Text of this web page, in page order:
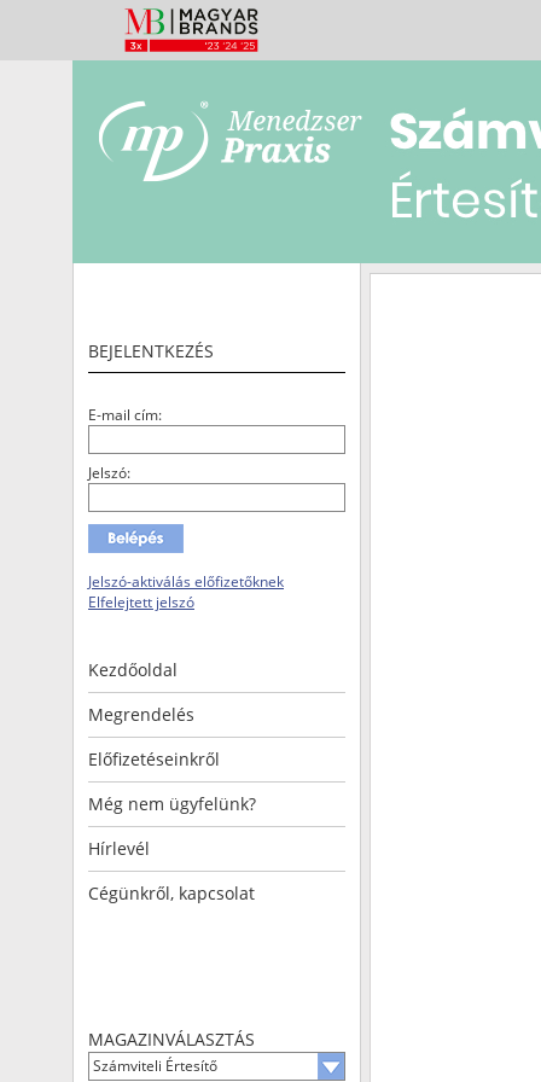
BEJELENTKEZÉS
E-mail cím:
Jelszó:
Jelszó-aktiválás előfizetőknek
Elfelejtett jelszó
Kezdőoldal
Megrendelés
Előfizetéseinkről
Még nem ügyfelünk?
Hírlevél
Cégünkről, kapcsolat
MAGAZINVÁLASZTÁS
Számviteli Értesítő